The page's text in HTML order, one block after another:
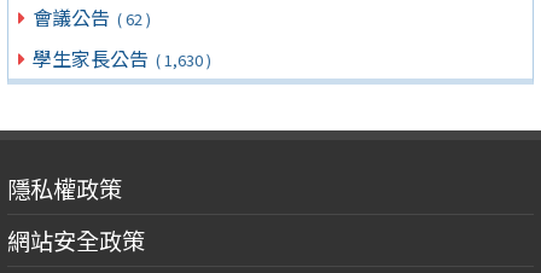
會議公告 ( 62 )
學生家長公告 ( 1,630 )
隱私權政策
網站安全政策